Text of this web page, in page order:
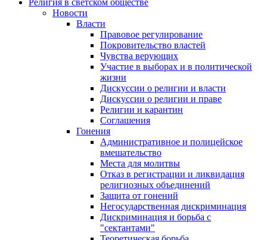
Религия в светском обществе
Новости
Власти
Правовое регулирование
Покровительство властей
Чувства верующих
Участие в выборах и в политической
жизни
Дискуссии о религии и власти
Дискуссии о религии и праве
Религии и карантин
Соглашения
Гонения
Административное и полицейское
вмешательство
Места для молитвы
Отказ в регистрации и ликвидация
религиозных объединений
Защита от гонений
Негосударственная дискриминация
Дискриминация и борьба с
"сектантами"